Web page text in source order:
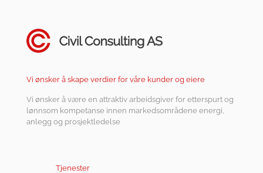
Vi ønsker å skape verdier for våre kunder og eiere
Vi ønsker å være en attraktiv arbeidsgiver for etterspurt og
lønnsom kompetanse innen markedsområdene energi,
anlegg og prosjektledelse
Tjenester